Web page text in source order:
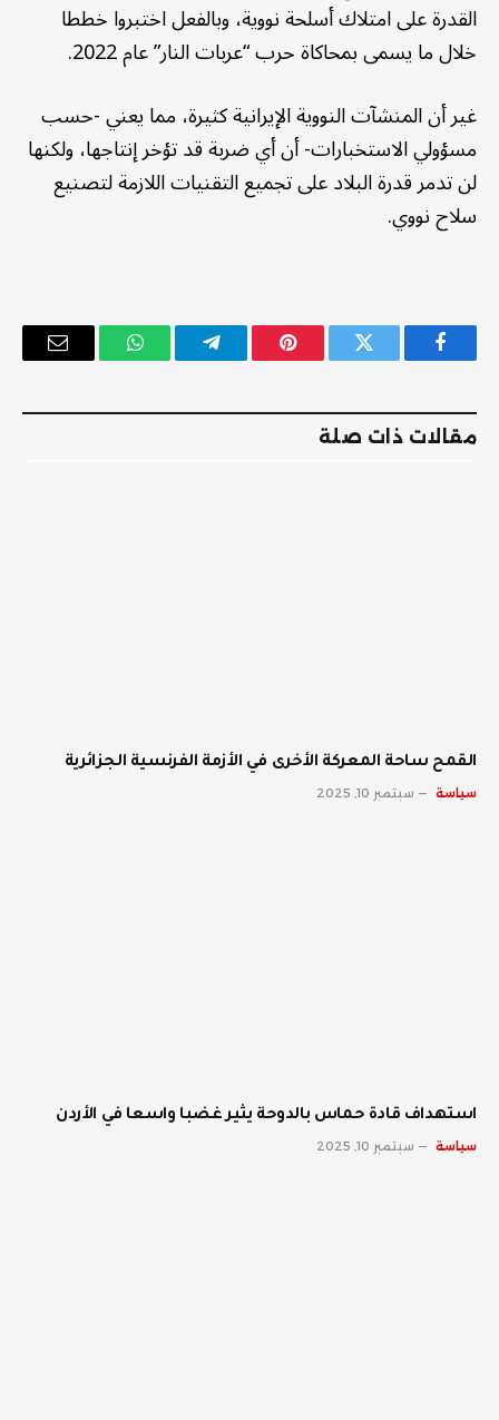
القدرة على امتلاك أسلحة نووية، وبالفعل اختبروا خططا
خلال ما يسمى بمحاكاة حرب “عربات النار” عام 2022.
غير أن المنشآت النووية الإيرانية كثيرة، مما يعني -حسب
مسؤولي الاستخبارات- أن أي ضربة قد تؤخر إنتاجها، ولكنها
لن تدمر قدرة البلاد على تجميع التقنيات اللازمة لتصنيع
سلاح نووي.
فيسبوك تويتر بينتيريستتيلقرام واتساب
البريد
مقالات ذات صلة
القمح ساحة المعركة الأخرى في الأزمة الفرنسية الجزائرية
سياسة سبتمبر 10, 2025
استهداف قادة حماس بالدوحة يثير غضبا واسعا في الأردن
سياسة سبتمبر 10, 2025